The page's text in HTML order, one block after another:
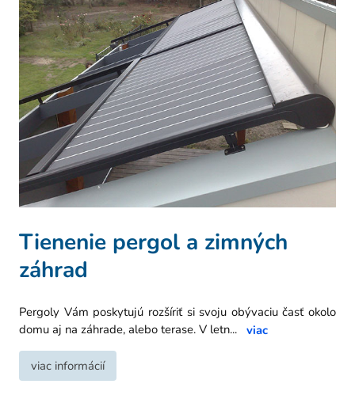
Tienenie pergol a zimných
záhrad
Pergoly Vám poskytujú rozšíriť si svoju obývaciu časť okolo
domu aj na záhrade, alebo terase. V letn... viac
viac informácií